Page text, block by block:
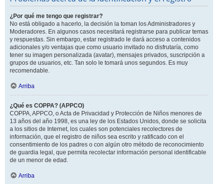
¿Por qué me tengo que registrar?
No está obligado a hacerlo, la decisión la toman los Administradores y
Moderadores. En algunos casos necesitará registrarse para publicar temas
y respuestas. Sin embargo, estar registrado le dará acceso a contenidos
adicionales y/o ventajas que como usuario invitado no disfrutaría, como
tener su imagen personalizada (avatar), mensajes privados, suscripción a
grupos de usuarios, etc. Tan solo le tomará unos segundos. Es muy
recomendable.
Arriba
¿Qué es COPPA? (APPCO)
COPPA, APPCO, o Acta de Privacidad y Protección de Niños menores de
13 años del año 1998, es una ley de los Estados Unidos, donde se solicita
a los sitios de Internet, los cuales son potenciales recolectores de
información, que el registro de niños sea escrito y ratificado con el
consentimiento de los padres o con algún otro método de reconocimiento
de guardia legal, que permita recolectar información personal identificable
de un menor de edad.
Arriba